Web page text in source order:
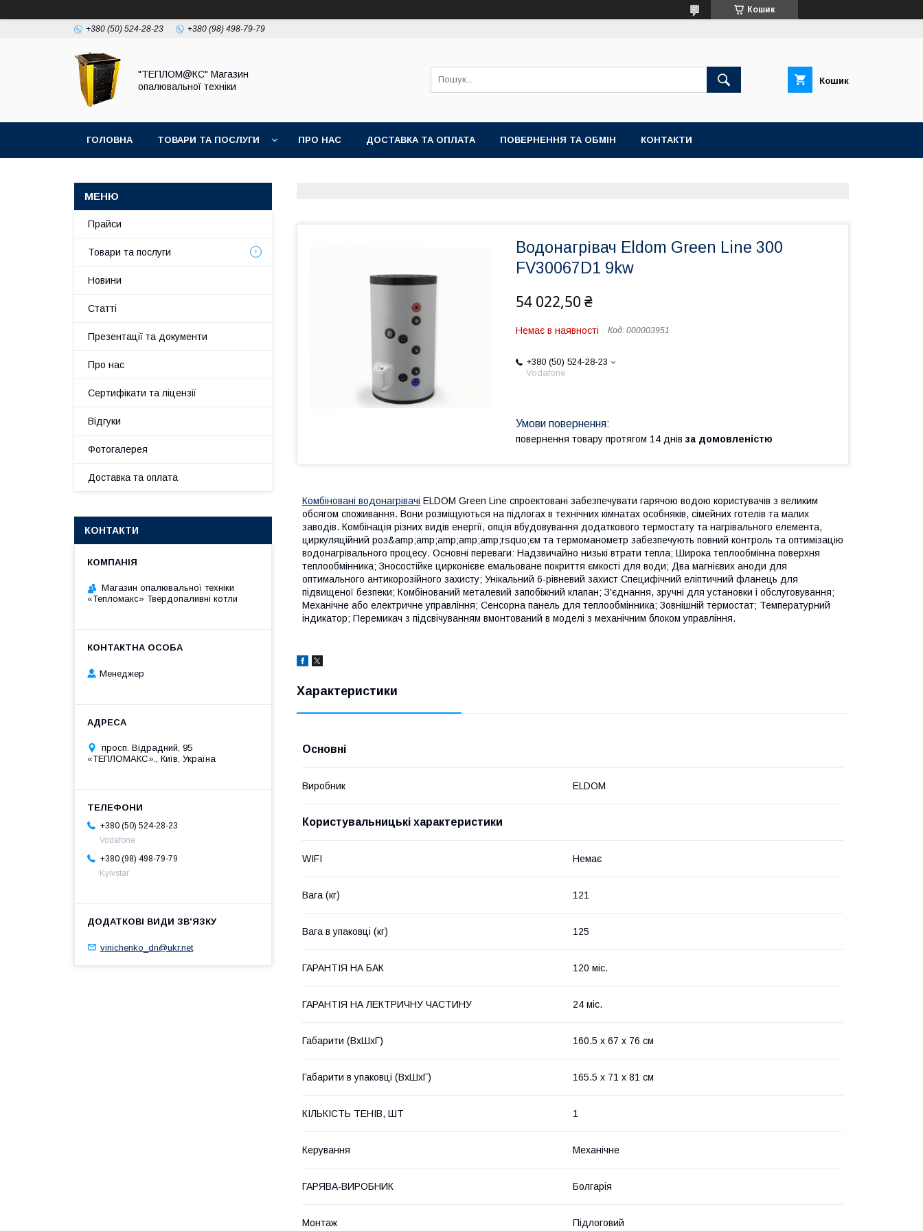
Кошик
+380 (50) 524-28-23 +380 (98) 498-79-79
"ТЕПЛОМ@КС" Магазин
опалювальної техніки
Кошик
ГОЛОВНА ТОВАРИ ТА ПОСЛУГИ ПРО НАС ДОСТАВКА ТА ОПЛАТА ПОВЕРНЕННЯ ТА ОБМІН КОНТАКТИ
Водонагрівач Eldom Green Line 300
FV30067D1 9kw
54 022,50 ₴
Немає в наявності Код: 000003951
+380 (50) 524-28-23
Vodafone
повернення товару протягом 14 днів за домовленістю
Комбіновані водонагрівачі ELDOM Green Line спроектовані забезпечувати гарячою водою користувачів з великим
обсягом споживання. Вони розміщуються на підлогах в технічних кімнатах особняків, сімейних готелів та малих
заводів. Комбінація різних видів енергії, опція вбудовування додаткового термостату та нагрівального елемента,
циркуляційний роз&amp;amp;amp;amp;amp;rsquo;єм та термоманометр забезпечують повний контроль та оптимізацію
водонагрівального процесу. Основні переваги: Надзвичайно низькі втрати тепла; Широка теплообмінна поверхня
теплообмінника; Зносостійке цирконієве емальоване покриття ємкості для води; Два магнієвих аноди для
оптимального антикорозійного захисту; Унікальний 6-рівневий захист Специфічний еліптичний фланець для
підвищеної безпеки; Комбінований металевий запобіжний клапан; З'єднання, зручні для установки і обслуговування;
Механічне або електричне управління; Сенсорна панель для теплообмінника; Зовнішній термостат; Температурний
індикатор; Перемикач з підсвічуванням вмонтований в моделі з механічним блоком управління.
Характеристики
Основні
Виробник ELDOM
Користувальницькі характеристики
WIFI Немає
Вага (кг) 121
Вага в упаковці (кг) 125
ГАРАНТІЯ НА БАК 120 міс.
ГАРАНТІЯ НА ЛЕКТРИЧНУ ЧАСТИНУ 24 міс.
Габарити (ВхШхГ) 160.5 x 67 x 76 см
Габарити в упаковці (ВхШхГ) 165.5 x 71 x 81 см
КІЛЬКІСТЬ ТЕНІВ, ШТ 1
Керування Механічне
ГАРЯВА-ВИРОБНИК Болгарія
Монтаж Підлоговий
Прайси
Товари та послуги
Новини
Статті
Презентації та документи
Про нас
Сертифікати та ліцензії
Відгуки
Фотогалерея
Доставка та оплата
КОНТАКТИ
Магазин опалювальної техніки
«Тепломакс» Твердопаливні котли
Менеджер
просп. Відрадний, 95
«ТЕПЛОМАКС»., Київ, Україна
+380 (50) 524-28-23
Vodafone
+380 (98) 498-79-79
Kyivstar
vinichenko_dn@ukr.net